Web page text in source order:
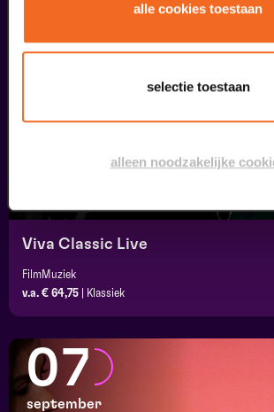
alle cookies toestaan
selectie toestaan
alleen noodzakelijke
Viva Classic Live
FilmMuziek
v.a. € 64,75
Klassiek
07
september